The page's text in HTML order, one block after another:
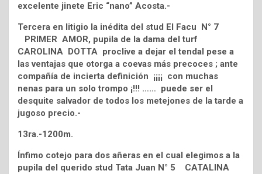
excelente jinete Eric “nano” Acosta.-
Tercera en litigio la inédita del stud El Facu N° 7
PRIMER AMOR, pupila de la dama del turf
CAROLINA DOTTA proclive a dejar el tendal pese a
las ventajas que otorga a coevas más precoces ; ante
compañía de incierta definición ¡¡¡¡ con muchas
nenas para un solo trompo ¡!!! …… puede ser el
desquite salvador de todos los metejones de la tarde a
jugoso precio.-
13ra.-1200m.
Ínfimo cotejo para dos añeras en el cual elegimos a la
pupila del querido stud Tata Juan N° 5 CATALINA